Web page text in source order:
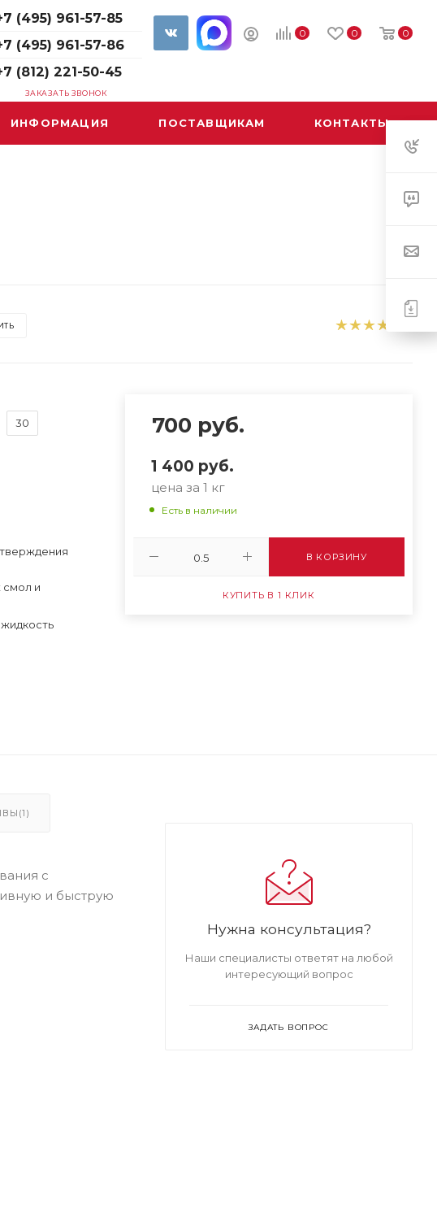
0 0 0
(495) 961-57-85
(495) 961-57-86
(812) 221-50-45
ЗАКАЗАТЬ ЗВОНОК
ИНФОРМАЦИЯ ПОСТАВЩИКАМ КОНТАКТЫ
30
и
700 руб.
1 400 руб.
цена за 1 кг
Есть в наличии
В КОРЗИНУ
КУПИТЬ В 1 КЛИК
с
и быструю
Нужна консультация?
Наши специалисты ответят на любой
интересующий вопрос
ЗАДАТЬ ВОПРОС